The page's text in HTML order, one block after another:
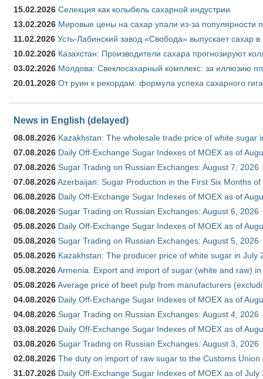
15.02.2026 Селекция как колыбель сахарной индустрии
13.02.2026 Мировые цены на сахар упали из-за популярности
11.02.2026 Усть-Лабинский завод «Свобода» выпускает сахар в
10.02.2026 Казахстан: Производители сахара прогнозируют
03.02.2026 Молдова: Свеклосахарный комплекс: за иллюзию
20.01.2026 От руин к рекордам: формула успеха сахарного
News in English (delayed)
08.08.2026 Kazakhstan: The wholesale trade price of white sugar
07.08.2026 Daily Off-Exchange Sugar Indexes of MOEX as of
07.08.2026 Sugar Trading on Russian Exchanges: August 7, 2026
07.08.2026Azerbaijan: Sugar Production in the First Six Months of
06.08.2026 Daily Off-Exchange Sugar Indexes of MOEX as of
06.08.2026 Sugar Trading on Russian Exchanges: August 6, 2026
05.08.2026 Daily Off-Exchange Sugar Indexes of MOEX as of
05.08.2026 Sugar Trading on Russian Exchanges: August 5, 2026
05.08.2026 Kazakhstan: The producer price of white sugar in July
05.08.2026Armenia: Export and import of sugar (white and raw)
05.08.2026Average price of beet pulp from manufacturers
04.08.2026 Daily Off-Exchange Sugar Indexes of MOEX as of
04.08.2026 Sugar Trading on Russian Exchanges: August 4, 2026
03.08.2026 Daily Off-Exchange Sugar Indexes of MOEX as of
03.08.2026 Sugar Trading on Russian Exchanges: August 3, 2026
02.08.2026 The duty on import of raw sugar to the Customs
31.07.2026 Daily Off-Exchange Sugar Indexes of MOEX as of July